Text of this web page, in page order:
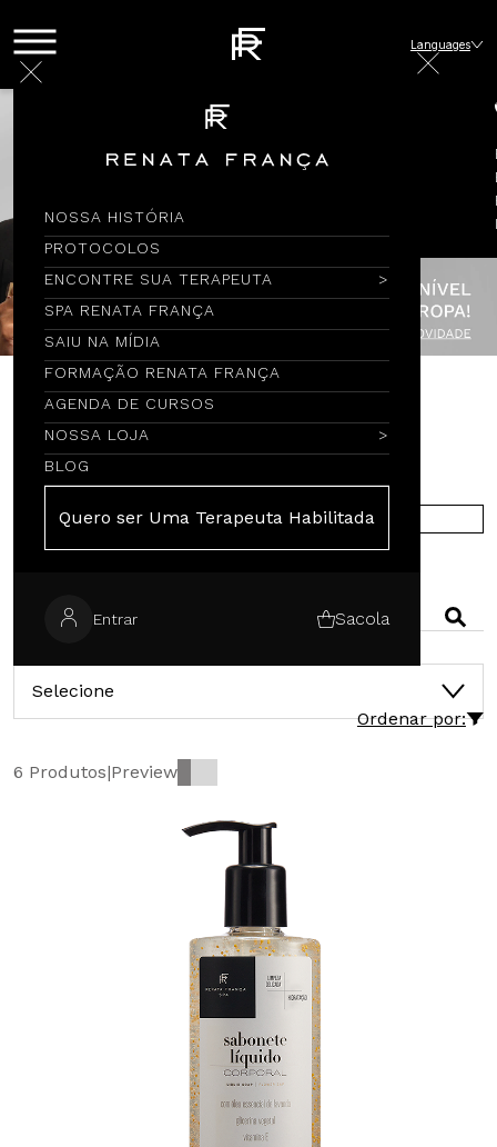
NOSSA HISTÓRIA
PROTOCOLOS
ENCONTRE SUA TERAPEUTA
SPA RENATA FRANÇA
SAIU NA MÍDIA
FORMAÇÃO RENATA FRANÇA
AGENDA DE CURSOS
NOSSA LOJA
BLOG
Quero ser Uma Terapeuta Habilitada
Entrar Sacola
Languages
Encontre por Nome
COMPRE NA EUROPA
Selecione
Ordenar por:
6 Produtos|Preview